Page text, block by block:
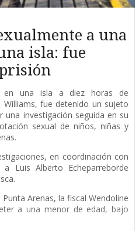
a una
isla: fue
en una isla a diez horas de
fue detenido un sujeto
investigación seguida en su
sexual de niños, niñas y
en coordinación con
Luis Alberto Echeparreborde
Arenas, la fiscal Wendoline
a una menor de edad, bajo